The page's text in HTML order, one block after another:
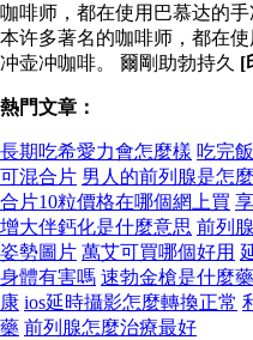
咖啡师，都在使用巴慕达的
本许多著名的咖啡师，都在
冲壶冲咖啡。 爾剛助勃持久 [
熱門文章：
長期吃希愛力會怎麼樣 吃完
可混合片 男人的前列腺是怎
合片10粒價格在哪個網上買
增大伴鈣化是什麼意思 前列
姿勢圖片 萬艾可買哪個好用
身體有害嗎 速勃金槍是什麼
康 ios延時攝影怎麼轉換正常
藥 前列腺怎麼治療最好